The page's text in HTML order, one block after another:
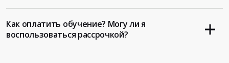
Как оплатить обучение? Могу ли я
воспользоваться рассрочкой?